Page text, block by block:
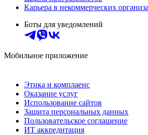
Карьера в некоммерческих
Боты для уведомлений
Мобильное приложение
Этика и комплаенс
Оказание услуг
Использование сайтов
Защита персональных данных
Пользовательское соглашение
ИТ аккредитация